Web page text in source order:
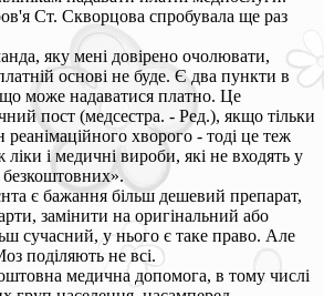
Ст. Скворцова спробувала ще раз
яку мені довірено очолювати,
основі не буде. Є два пункти в
може надаватися платно. Це
пост (медсестра. - Ред.), якщо тільки
реанімаційного хворого - тоді це теж
і медичні вироби, які не входять у
безкоштовних».
є бажання більш дешевий препарат,
замінити на оригінальний або
сучасний, у нього є таке право. Але
поділяють не всі.
медична допомога, в тому числі